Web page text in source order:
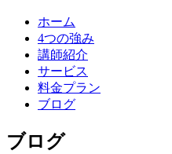
ホーム
4つの強み
講師紹介
サービス
料金プラン
ブログ
ブログ